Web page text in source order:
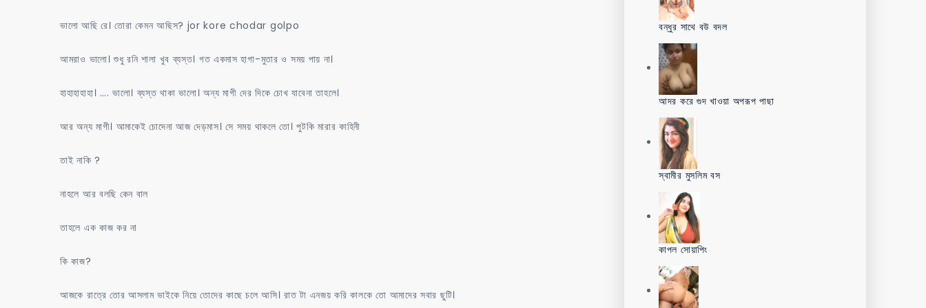
ভালো আছি রে। তোরা কেমন আছিস? jor kore chodar golpo
আমরাও ভালো। শুধু রনি শালা খুব ব্যস্ত। গত একমাস হাগা-মুতার ও সময় পায় না।
হাহাহাহাহা। …. ভালো। ব্যস্ত থাকা ভালো। অন্য মাগী দের দিকে চোখ যাবেনা তাহলে।
আর অন্য মাগী। আমাকেই চোদেনা আজ দেড়মাস। সে সময় থাকলে তো। পুটকি মারার কাহিনী
তাই নাকি ?
নাহলে আর বলছি কেন বাল
তাহলে এক কাজ কর না
কি কাজ?
আজকে রাত্রে তোর আসলাম ভাইকে নিয়ে তোদের কাছে চলে আসি। রাত টা এনজয় করি কালকে তো আমাদের সবার ছুটি।
বন্ধুর সাথে বউ বদল
আদর করে গুদ খাওয়া অপরূপ পাছা
স্বামীর মুসলিম বস
কাপল সোয়াপিং